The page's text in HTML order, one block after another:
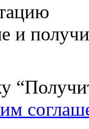
и